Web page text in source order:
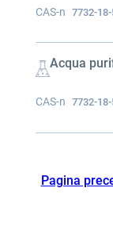
CAS-n 7732-
Acqua
CAS-n 7732-
Pagina